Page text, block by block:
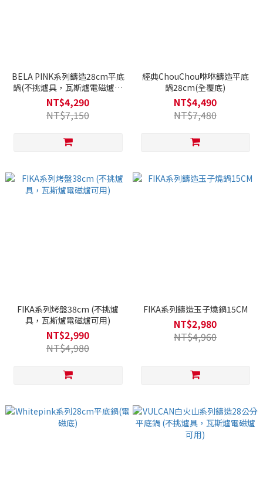
BELA PINK系列鑄造28cm平底
鍋(不挑爐具，瓦斯爐電磁爐可
用)
NT$4,290
NT$7,150
經典ChouChou咻咻鑄造平底
鍋28cm(全覆底)
NT$4,490
NT$7,480
FIKA系列烤盤38cm (不挑爐
具，瓦斯爐電磁爐可用)
NT$2,990
NT$4,980
FIKA系列鑄造玉子燒鍋15CM
NT$2,980
NT$4,960